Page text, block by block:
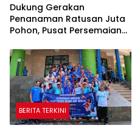
Dukung Gerakan
Penanaman Ratusan Juta
Pohon, Pusat Persemaian
Perkuat Jaringan
Persemaian Nasional*
BERITA TERKINI